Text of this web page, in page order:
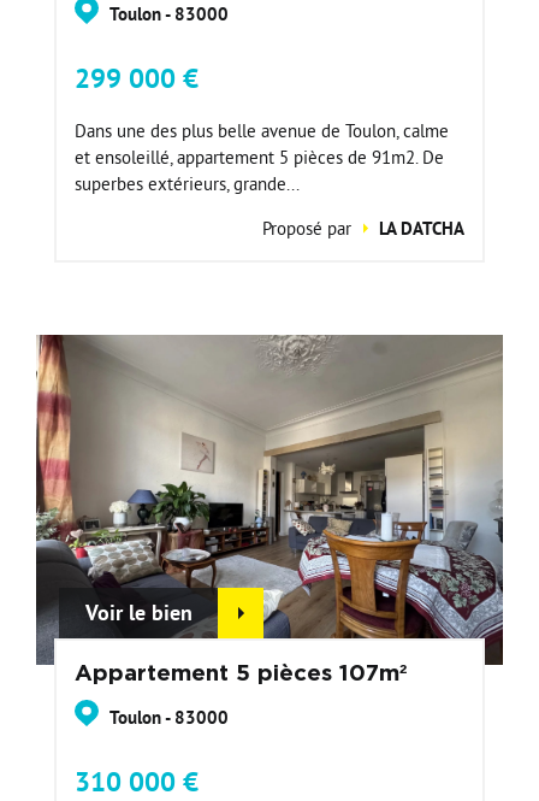
Toulon - 83000
299 000 €
Dans une des plus belle avenue de Toulon, calme
et ensoleillé, appartement 5 pièces de 91m2. De
superbes extérieurs, grande...
Proposé par
LA DATCHA
Voir le bien
Appartement 5 pièces 107m²
Toulon - 83000
310 000 €